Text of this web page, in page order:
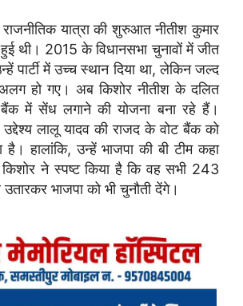
यात्रा की शुरुआत नीतीश कुमार
हुई थी। 2015 के विधानसभा चुनावों में जीत
पार्टी में उच्च स्थान दिया था, लेकिन जल्द
अलग हो गए। अब किशोर नीतीश के दलित
में सेंध लगाने की योजना बना रहे हैं।
उद्देश्य लालू यादव की राजद के वोट बैंक को
है। हालांकि, उन्हें भाजपा की बी टीम कहा
ने स्पष्ट किया है कि वह सभी 243
उतारकर भाजपा को भी चुनौती देंगे।